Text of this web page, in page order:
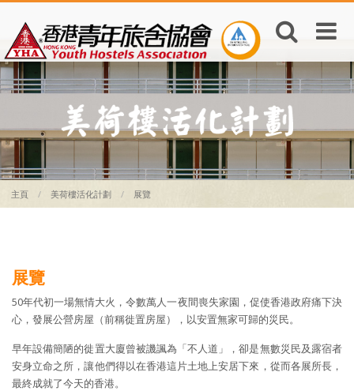
主頁 美荷樓活化計劃 展覽
展覽
50年代初一場無情大火，令數萬人一夜間喪失家園，促使香港政府痛下決
心，發展公營房屋（前稱徙置房屋），以安置無家可歸的災民。
早年設備簡陋的徙置大廈曾被譏諷為「不人道」，卻是無數災民及露宿者
安身立命之所，讓他們得以在香港這片土地上安居下來，從而各展所長，
最終成就了今天的香港。